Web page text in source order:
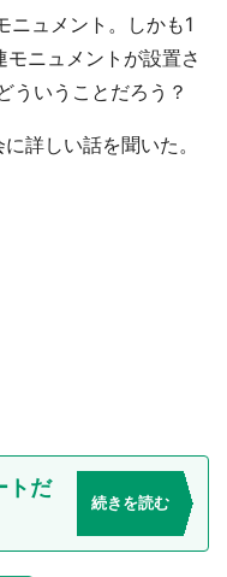
ニュメント。しかも1
ニュメントが設置さ
ういうことだろう？
詳しい話を聞いた。
トだ
続きを読む